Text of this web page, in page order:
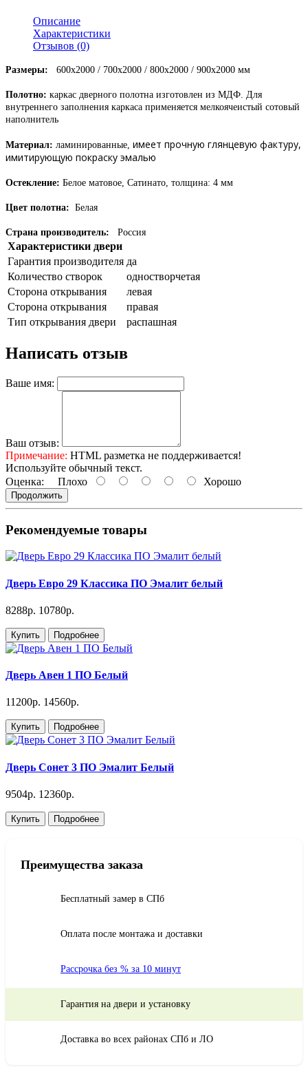
Описание
Характеристики
Отзывов (0)
Размеры: 600x2000 / 700x2000 / 800x2000 / 900x2000 мм
Полотно: каркас дверного полотна изготовлен из МДФ. Для
внутреннего заполнения каркаса применяется мелкоячеистый сотовый
наполнитель
Материал: ламинированные, имеет прочную глянцевую фактуру,
имитирующую покраску эмалью
Остекление: Белое матовое, Сатинато, толщина: 4 мм
Цвет полотна: Белая
Страна производитель: Россия
Характеристики двери
Гарантия производителя да
Количество створок
одностворчетая
Сторона открывания
левая
Сторона открывания
правая
Тип открывания двери
распашная
Написать отзыв
Ваше имя:
Ваш отзыв:
Примечание: HTML разметка не поддерживается!
Используйте обычный текст.
Оценка: Плохо Хорошо
Продолжить
Рекомендуемые товары
Дверь Евро 29 Классика ПО Эмалит белый
8288р. 10780р.
Купить Подробнее
Дверь Авен 1 ПО Белый
11200р. 14560р.
Купить Подробнее
Дверь Сонет 3 ПО Эмалит Белый
9504р. 12360р.
Купить Подробнее
Преимущества заказа
Бесплатный замер в СПб
Оплата после монтажа и доставки
Рассрочка без % за 10 минут
Гарантия на двери и установку
Доставка во всех районах СПб и ЛО